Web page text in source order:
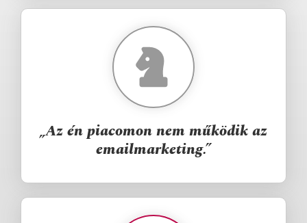
„Az én piacomon nem működik az
emailmarketing.”